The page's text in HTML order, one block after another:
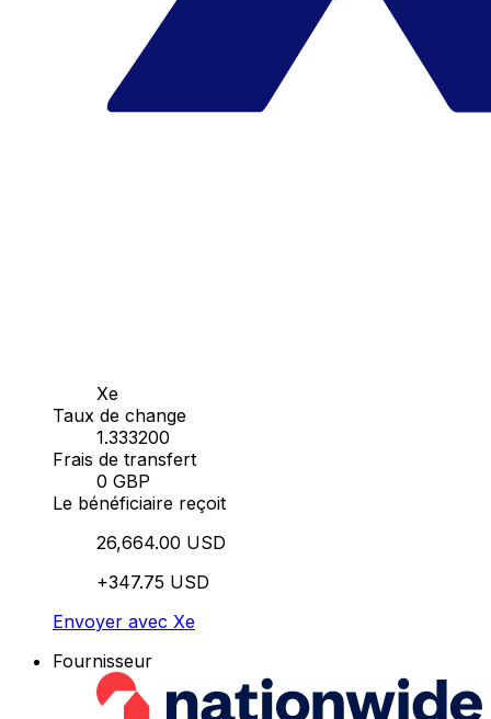
Xe
Taux de change
1.333200
Frais de transfert
0 GBP
Le bénéficiaire reçoit
26,664.00 USD
+347.75 USD
Envoyer avec Xe
Fournisseur